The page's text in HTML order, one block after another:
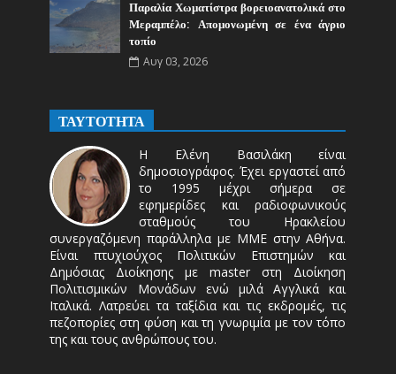
Παραλία Χωματίστρα βορειοανατολικά στο
Μεραμπέλο: Απομονωμένη σε ένα άγριο
τοπίο
Αυγ 03, 2026
ΤΑΥΤΟΤΗΤΑ
Η Ελένη Βασιλάκη είναι
δημοσιογράφος. Έχει εργαστεί από
το 1995 μέχρι σήμερα σε
εφημερίδες και ραδιοφωνικούς
σταθμούς του Ηρακλείου
συνεργαζόμενη παράλληλα με ΜΜΕ στην Αθήνα.
Είναι πτυχιούχος Πολιτικών Επιστημών και
Δημόσιας Διοίκησης με master στη Διοίκηση
Πολιτισμικών Μονάδων ενώ μιλά Αγγλικά και
Ιταλικά. Λατρεύει τα ταξίδια και τις εκδρομές, τις
πεζοπορίες στη φύση και τη γνωριμία με τον τόπο
της και τους ανθρώπους του.